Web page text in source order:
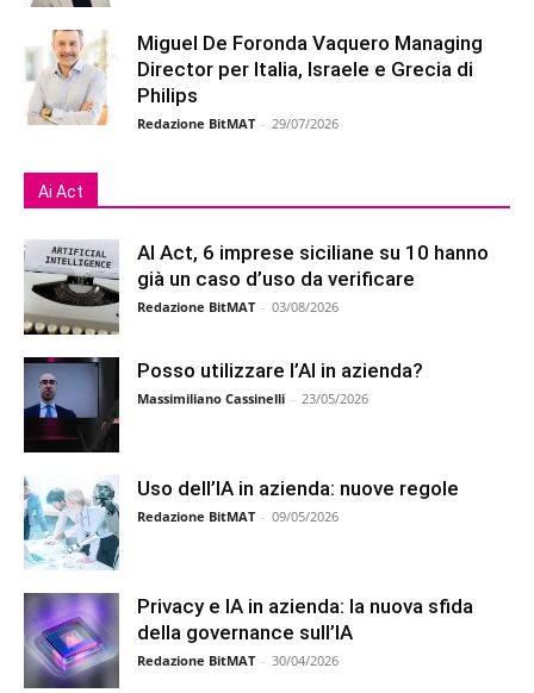
Miguel De Foronda Vaquero Managing
Director per Italia, Israele e Grecia di
Philips
Redazione BitMAT - 29/07/2026
Ai Act
AI Act, 6 imprese siciliane su 10 hanno
già un caso d’uso da verificare
Redazione BitMAT - 03/08/2026
Posso utilizzare l’AI in azienda?
Massimiliano Cassinelli - 23/05/2026
Uso dell’IA in azienda: nuove regole
Redazione BitMAT - 09/05/2026
Privacy e IA in azienda: la nuova sfida
della governance sull’IA
Redazione BitMAT - 30/04/2026